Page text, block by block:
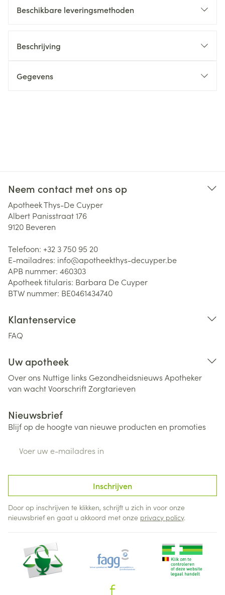
Beschikbare leveringsmethoden
Beschrijving
Gegevens
Neem contact met ons op
Apotheek Thys-De Cuyper
Albert Panisstraat 176
9120 Beveren
Telefoon: +32 3 750 95 20
E-mailadres: info@apotheekthys-decuyper.be
APB nummer: 460303
Apotheek titularis: Barbara De Cuyper
BTW nummer: BE0461434740
Klantenservice
FAQ
Uw apotheek
Over ons Nuttige links Gezondheidsnieuws Apotheker
van wachtVoorschriftZorgtarieven
Nieuwsbrief
Blijf op de hoogte van nieuwe producten en promoties
Inschrijven
Door op inschrijven te klikken, schrijft u zich in voor onze
nieuwsbrief en gaat u akkoord met onze privacy policy.